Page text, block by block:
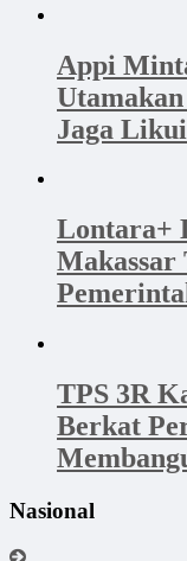
Appi
Jaga
Lontara+
Makassar
TPS 3R
Berkat
Nasional